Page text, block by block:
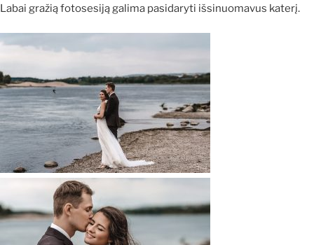
Labai gražią fotosesiją galima pasidaryti išsinuomavus katerį.